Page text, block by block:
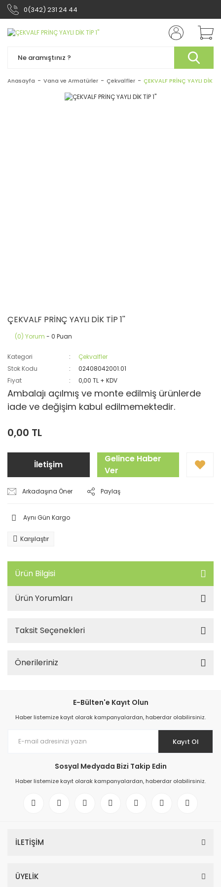
0(342) 231 24 44
Anasayfa Vana ve Armatürler Çekvalfler ÇEKVALF PRİNÇ YAYLI DİK
ÇEKVALF PRİNÇ YAYLI DİK TİP 1''
(0) Yorum - 0 Puan
Kategori
Çekvalfler
Stok Kodu
02408042001.01
Fiyat
0,00 TL + KDV
Ambalajı açılmış ve monte edilmiş ürünlerde
iade ve değişim kabul edilmemektedir.
0,00 TL
İletişim
Gelince Haber
Ver
Arkadaşına Öner Paylaş
Aynı Gün Kargo
Karşılaştır
Ürün Bilgisi
Ürün Yorumları
Taksit Seçenekleri
Önerileriniz
E-Bülten'e Kayıt Olun
Haber listemize kayıt olarak kampanyalardan, haberdar olabilirsiniz.
Kayıt Ol
Sosyal Medyada Bizi Takip Edin
Haber listemize kayıt olarak kampanyalardan, haberdar olabilirsiniz.
İLETİŞİM
ÜYELİK